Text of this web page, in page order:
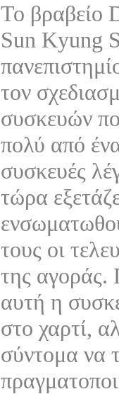
Το βραβείο
Sun Kyung
τον
συσκευών
πολύ από
συσκευές
τώρα
τους οι
της αγοράς.
αυτή η
στο χαρτί,
σύντομα να